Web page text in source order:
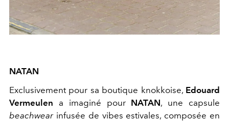
NATAN
Exclusivement pour sa boutique knokkoise, Edouard
Vermeulen a imaginé pour NATAN, une capsule
beachwearinfusée de vibes estivales, composée en